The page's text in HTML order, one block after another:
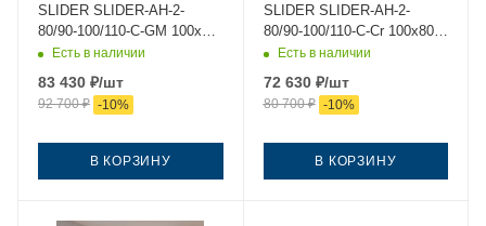
SLIDER SLIDER-AH-2-
80/90-100/110-C-GM 100х80
стекло прозрачное
без поддона
Есть в наличии
83 430 ₽/шт
92 700₽ -10%
В КОРЗИНУ
SLIDER SLIDER-AH-2-
80/90-100/110-C-Cr 100х80
стекло прозрачное
Есть в наличии
72 630₽/шт
80 700₽ -10%
В КОРЗИНУ